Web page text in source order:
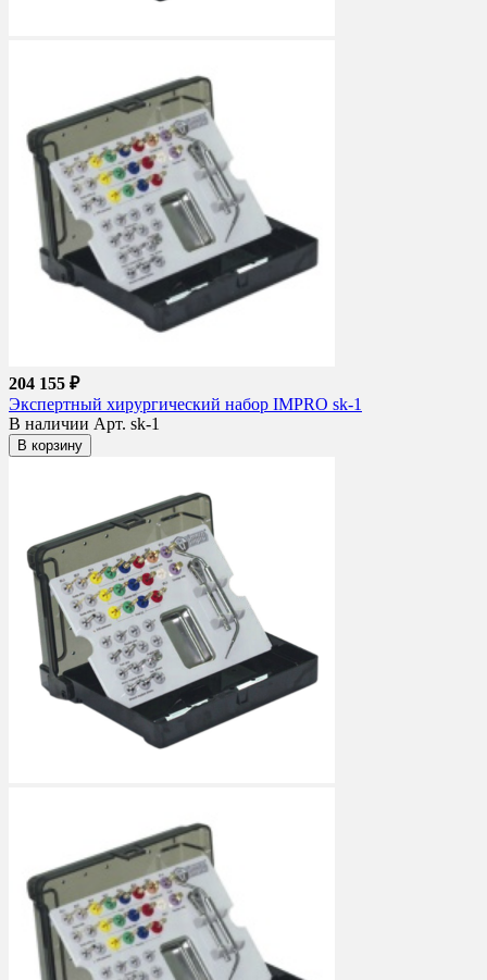
204 155 ₽
Экспертный хирургический набор IMPRO sk-1
В наличии Арт. sk-1
В корзину